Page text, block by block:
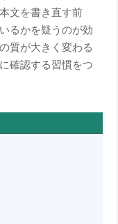
文を書き直す前
るかを疑うのが効
質が大きく変わる
確認する習慣をつ